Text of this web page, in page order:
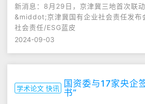
新消息：8月29日，京津冀三地首次联
&middot;京津冀国有企业社会责任发布
社会责任/ESG蓝皮
2024-09-03
学术论文 快讯
国资委与17家央企
书”